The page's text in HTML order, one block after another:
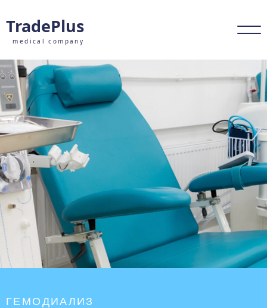
TradePlus
medical company
НАПРАВЛЕНИЯ
БРЕНДЫ
О КОМПАНИИ
КОНТАКТЫ
ГЕМОДИАЛИЗ